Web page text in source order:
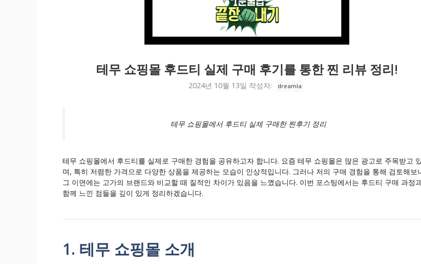
테무 쇼핑몰 후드티 실제 구매 후기를 통한 찐 리뷰 정리!
2024년 10월 13일 작성자: dreamla
테무 쇼핑몰에서 후드티 실제 구매한 찐후기 정리
테무 쇼핑몰에서 후드티를 실제로 구매한 경험을 공유하고자 합니다. 요즘 테무 쇼핑몰은 많은 광고로 주목받고
며, 특히 저렴한 가격으로 다양한 상품을 제공하는 모습이 인상적입니다. 그러나 저의 구매 경험을 통해 검토해보
그 이면에는 고가의 브랜드와 비교할 때 질적인 차이가 있음을 느꼈습니다. 이번 포스팅에서는 후드티 구매 과정
함께 느낀 점들을 깊이 있게 정리하겠습니다.
1. 테무 쇼핑몰 소개